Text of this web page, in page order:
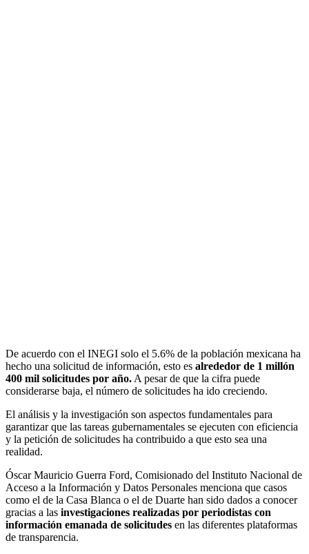
De acuerdo con el INEGI solo el 5.6% de la población mexicana ha
hecho una solicitud de información, esto es alrededor de 1 millón
400 mil solicitudes por año. A pesar de que la cifra puede
considerarse baja, el número de solicitudes ha ido creciendo.
El análisis y la investigación son aspectos fundamentales para
garantizar que las tareas gubernamentales se ejecuten con eficiencia
y la petición de solicitudes ha contribuido a que esto sea una
realidad.
Óscar Mauricio Guerra Ford, Comisionado del Instituto Nacional de
Acceso a la Información y Datos Personales menciona que casos
como el de la Casa Blanca o el de Duarte han sido dados a conocer
gracias a las investigaciones realizadas por periodistas con
información emanada de solicitudes en las diferentes plataformas
de transparencia.